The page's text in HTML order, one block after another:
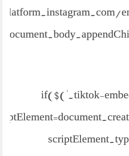
if($('.tiktok-